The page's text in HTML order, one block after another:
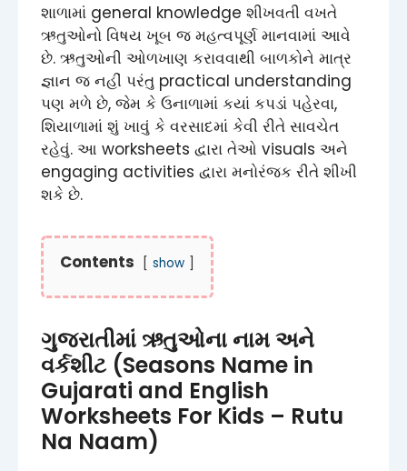
શાળામાં general knowledge શીખવતી વખતે
ઋતુઓનો વિષય ખૂબ જ મહત્વપૂર્ણ માનવામાં આવે
છે. ઋતુઓની ઓળખાણ કરાવવાથી બાળકોને માત્ર
જ્ઞાન જ નહીં પરંતુ practical understanding
પણ મળે છે, જેમ કે ઉનાળામાં કયાં કપડાં પહેરવા,
શિયાળામાં શું ખાવું કે વરસાદમાં કેવી રીતે સાવચેત
રહેવું. આ worksheets દ્વારા તેઓ visuals અને
engaging activities દ્વારા મનોરંજક રીતે શીખી
શકે છે.
Contents show
ગુજરાતીમાં ઋતુઓના નામ અને
વર્કશીટ (Seasons Name in
Gujarati and English
Worksheets​ For Kids – Rutu
Na Naam​)